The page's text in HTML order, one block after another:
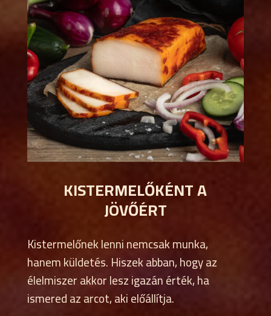
KISTERMELŐKÉNT A
JÖVŐÉRT
Kistermelőnek lenni nemcsak munka,
hanem küldetés. Hiszek abban, hogy az
élelmiszer akkor lesz igazán érték, ha
ismered az arcot, aki előállítja.